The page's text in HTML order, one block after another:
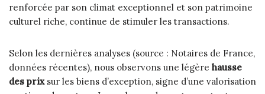
renforcée par son climat exceptionnel et son patrimoine
culturel riche, continue de stimuler les transactions.
Selon les dernières analyses (source : Notaires de France,
données récentes), nous observons une légère hausse
des prixsur les biens d’exception, signe d’une valorisation